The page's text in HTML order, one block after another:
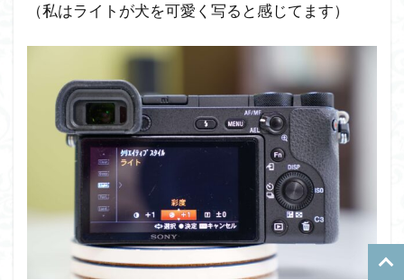
（私はライトが犬を可愛く写ると感じてます）